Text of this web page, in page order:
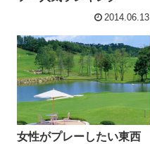
2014.06.13
女性がプレーしたい東西